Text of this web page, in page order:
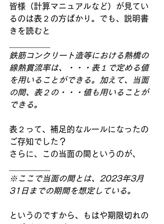
皆様（計算マニュアルなど）が見てい
るのは表２の方ばかり。でも、説明書
きを読むと
鉄筋コンクリート造等における熱橋の
線熱貫流率は、・・・表１で定める値
を用いることができる。加えて、当面
の間、表２の・・・値も用いることが
できる。
表２って、補足的なルールになったの
ご存知でした？
さらに、この当面の間というのが、
※ここで当面の間とは、2023年3月
31日までの期間を想定している。
というのですから、もはや期限切れの